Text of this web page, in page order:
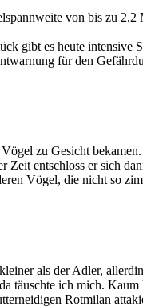
von bis zu
gibt es heute intensive
für den
zu Gesicht
Zeit entschloss er sich
Vögel, die nicht so
als der Adler,
täuschte ich mich.
Rotmilan